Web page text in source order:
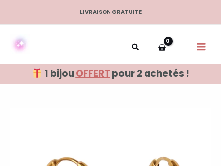
LIVRAISON GRATUITE
1 bijouOFFERT pour 2 achetés !